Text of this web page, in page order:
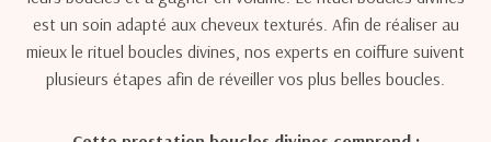
est un soin adapté aux cheveux texturés. Afin de réaliser au
mieux le rituel boucles divines, nos experts en coiffure suivent
plusieurs étapes afin de réveiller vos plus belles boucles.